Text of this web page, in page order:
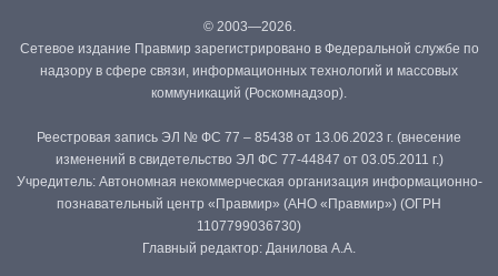
© 2003—2026.
Сетевое издание Правмир зарегистрировано в Федеральной службе по
надзору в сфере связи, информационных технологий и массовых
коммуникаций (Роскомнадзор).
Реестровая запись ЭЛ № ФС 77 – 85438 от 13.06.2023 г. (внесение
изменений в свидетельство ЭЛ ФС 77-44847 от 03.05.2011 г.)
Учредитель: Автономная некоммерческая организация информационно-
познавательный центр «Правмир» (АНО «Правмир») (ОГРН
1107799036730)
Главный редактор: Данилова А.А.